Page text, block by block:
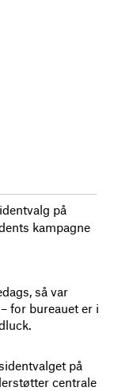
på
kampagne
så var
for bureauet er i
på
centrale